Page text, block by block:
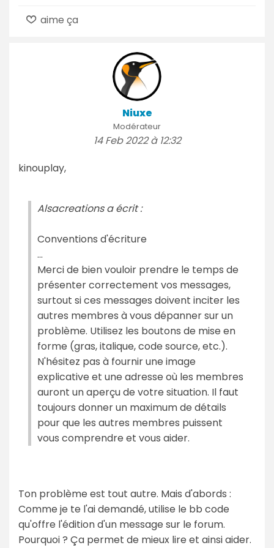
aime ça
Niuxe
Modérateur
14 Feb 2022 à 12:32
kinouplay,
Alsacreations a écrit :
Conventions d'écriture
...
Merci de bien vouloir prendre le temps de
présenter correctement vos messages,
surtout si ces messages doivent inciter les
autres membres à vous dépanner sur un
problème. Utilisez les boutons de mise en
forme (gras, italique, code source, etc.).
N'hésitez pas à fournir une image
explicative et une adresse où les membres
auront un aperçu de votre situation. Il faut
toujours donner un maximum de détails
pour que les autres membres puissent
vous comprendre et vous aider.
Ton problème est tout autre. Mais d'abords :
Comme je te l'ai demandé, utilise le bb code
qu'offre l'édition d'un message sur le forum.
Pourquoi ? Ça permet de mieux lire et ainsi aider.